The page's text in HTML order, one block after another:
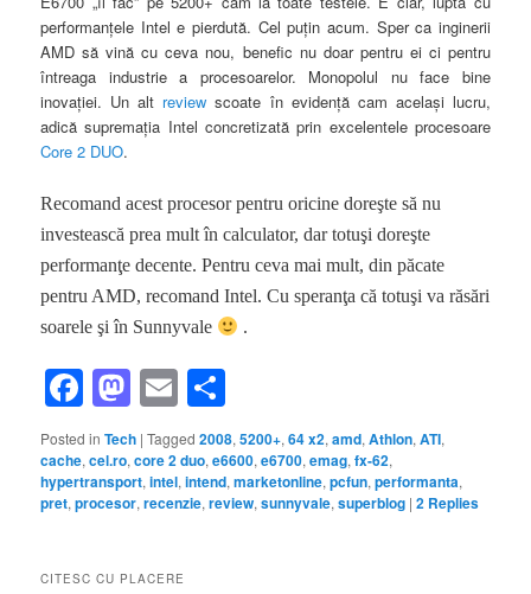
performanţele Intel e pierdută. Cel puţin acum. Sper ca inginerii
AMD să vină cu ceva nou, benefic nu doar pentru ei ci pentru
întreaga industrie a procesoarelor. Monopolul nu face bine
inovaţiei. Un alt review scoate în evidenţă cam acelaşi lucru,
adică supremaţia Intel concretizată prin excelentele procesoare
Core 2 DUO.
Recomand acest procesor pentru oricine doreşte să nu
investească prea mult în calculator, dar totuşi doreşte
performanţe decente. Pentru ceva mai mult, din păcate
pentru AMD, recomand Intel. Cu speranţa că totuşi va răsări
soarele şi în Sunnyvale
.
Facebook
Mastodon
Email
Posted in Tech |Tagged 2008,5200+,64 x2,amd,Athlon,ATI,
cache,cel.ro,core 2 duo,e6600,e6700,emag,fx-62,
hypertransport,intel,intend,marketonline,pcfun,performanta,
pret,procesor,recenzie,review,sunnyvale,superblog |2 Replies
CITESC CU PLACERE